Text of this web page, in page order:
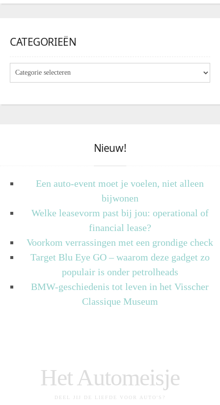
CATEGORIEËN
Nieuw!
Een auto-event moet je voelen, niet alleen
bijwonen
Welke leasevorm past bij jou: operational of
financial lease?
Voorkom verrassingen met een grondige check
Target Blu Eye GO – waarom deze gadget zo
populair is onder petrolheads
BMW-geschiedenis tot leven in het Visscher
Classique Museum
Het Automeisje
DEEL JIJ DE LIEFDE VOOR AUTO'S?